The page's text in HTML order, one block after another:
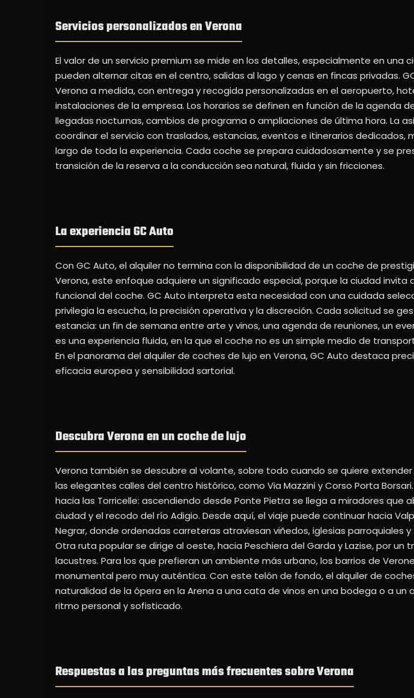
Servicios personalizados en Verona
El valor de un servicio premium se mide en los detalles, especialmente en una
pueden alternar citas en el centro, salidas al lago y cenas en fincas privadas.
Verona a medida, con entrega y recogida personalizadas en el aeropuerto,
instalaciones de la empresa. Los horarios se definen en función de la agenda
llegadas nocturnas, cambios de programa o ampliaciones de última hora. La
coordinar el servicio con traslados, estancias, eventos e itinerarios
largo de toda la experiencia. Cada coche se prepara cuidadosamente y se
transición de la reserva a la conducción sea natural, fluida y sin fricciones.
La experiencia GC Auto
Con GC Auto, el alquiler no termina con la disponibilidad de un coche de
Verona, este enfoque adquiere un significado especial, porque la ciudad
funcional del coche. GC Auto interpreta esta necesidad con una cuidada
privilegia la escucha, la precisión operativa y la discreción. Cada solicitud se
estancia: un fin de semana entre arte y vinos, una agenda de reuniones, un
es una experiencia fluida, en la que el coche no es un simple medio de
En el panorama del alquiler de coches de lujo en Verona, GC Auto destaca
eficacia europea y sensibilidad sartorial.
Descubra Verona en un coche de lujo
Verona también se descubre al volante, sobre todo cuando se quiere extender
las elegantes calles del centro histórico, como Via Mazzini y Corso Porta
hacia las Torricelle: ascendiendo desde Ponte Pietra se llega a miradores que
ciudad y el recodo del río Adigio. Desde aquí, el viaje puede continuar hacia
Negrar, donde ordenadas carreteras atraviesan viñedos, iglesias parroquiales
Otra ruta popular se dirige al oeste, hacia Peschiera del Garda y Lazise, por
lacustres. Para los que prefieran un ambiente más urbano, los barrios de
monumental pero muy auténtica. Con este telón de fondo, el alquiler de
naturalidad de la ópera en la Arena a una cata de vinos en una bodega o a un
ritmo personal y sofisticado.
Respuestas a las preguntas más frecuentes sobre Verona